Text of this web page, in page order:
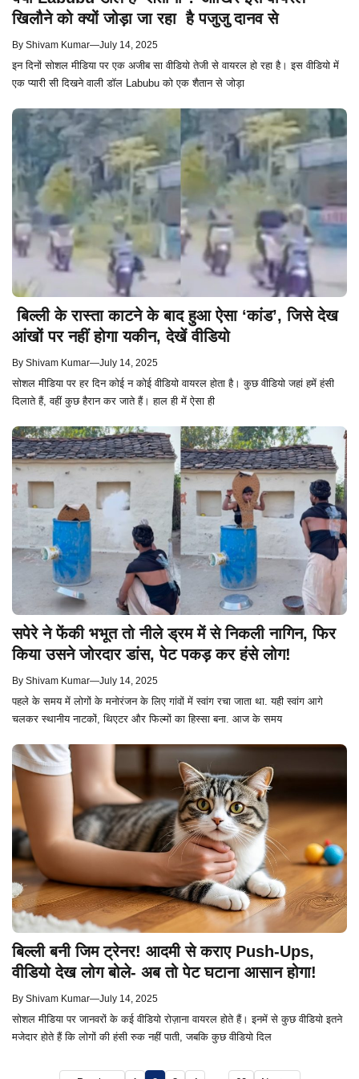
खिलौने को क्यों जोड़ा जा रहा है पजुजु दानव से
By Shivam Kumar—July 14, 2025
इन दिनों सोशल मीडिया पर एक अजीब सा वीडियो तेजी से वायरल हो रहा है। इस वीडियो में
एक प्यारी सी दिखने वाली डॉल Labubu को एक शैतान से जोड़ा
बिल्ली के रास्ता काटने के बाद हुआ ऐसा ‘कांड’, जिसे देख
आंखों पर नहीं होगा यकीन, देखें वीडियो
By Shivam Kumar—July 14, 2025
सोशल मीडिया पर हर दिन कोई न कोई वीडियो वायरल होता है। कुछ वीडियो जहां हमें हंसी
दिलाते हैं, वहीं कुछ हैरान कर जाते हैं। हाल ही में ऐसा ही
सपेरे ने फेंकी भभूत तो नीले ड्रम में से निकली नागिन, फिर
किया उसने जोरदार डांस, पेट पकड़ कर हंसे लोग!
By Shivam Kumar—July 14, 2025
पहले के समय में लोगों के मनोरंजन के लिए गांवों में स्वांग रचा जाता था. यही स्वांग आगे
चलकर स्थानीय नाटकों, थिएटर और फिल्मों का हिस्सा बना. आज के समय
बिल्ली बनी जिम ट्रेनर! आदमी से कराए Push-Ups,
वीडियो देख लोग बोले- अब तो पेट घटाना आसान होगा!
By Shivam Kumar—July 14, 2025
सोशल मीडिया पर जानवरों के कई वीडियो रोज़ाना वायरल होते हैं। इनमें से कुछ वीडियो इतने
मजेदार होते हैं कि लोगों की हंसी रुक नहीं पाती, जबकि कुछ वीडियो दिल